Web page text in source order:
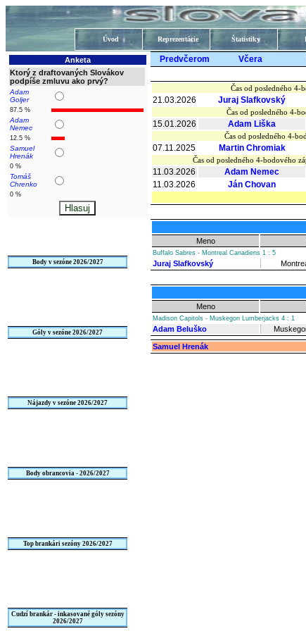
Úvod Reprezentácie Štatistiky
Anketa
Ktorý z draftovaných Slovákov
podpíše zmluvu ako prvý?
Adam
Goljer
87.5 %
Adam
Nemec
12.5 %
Samuel
Hrenák
0 %
Tomáš
Chrenko
0 %
Body v sezóne 2026/2027
Góly v sezóne 2026/2027
Nájazdy v sezóne 2026/2027
Body obrancovia - 2026/2027
Top brankári sezóny 2026/2027
Cudzí brankár - inkasované góly sezóny
2026/2027
Predvčerom Včera
Čas od posledného 4-
21.03.2026 Juraj Slafkovský
Čas od posledného 4-
15.01.2026 Adam Liška
Čas od posledného 4-
07.11.2025 Martin Chromiak
Čas od posledného 4-bodového
11.03.2026 Adam Nemec
11.03.2026
Ján Chovan
Meno
Buffalo Sabres - Montreal Canadiens 1 : 5
Juraj Slafkovský
Meno
Madison Capitols - Muskegon Lumberjacks 4 : 1
Adam Beluško
Samuel Hrenák